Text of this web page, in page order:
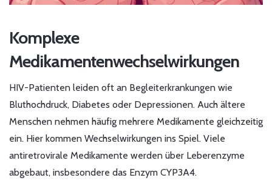
Komplexe
Medikamentenwechselwirkungen
HIV-Patienten leiden oft an Begleiterkrankungen wie
Bluthochdruck, Diabetes oder Depressionen. Auch ältere
Menschen nehmen häufig mehrere Medikamente gleichzeitig
ein. Hier kommen Wechselwirkungen ins Spiel. Viele
antiretrovirale Medikamente werden über Leberenzyme
abgebaut, insbesondere das Enzym CYP3A4.